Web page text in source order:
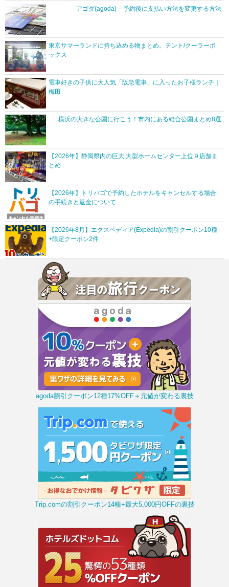
アゴダ(agoda) – 予約後に支払い方法を変更する方法
東京サマーランドに持ち込める物まとめ。テント/クーラーボ
ックス
電車好きの子供に大人気「阪急電車」に入ったお子様ランチ｜
梅田
横浜の大きな公園に行こう！市内にある総合公園まとめ8選
【2026年】静岡県内の巨大,大型ホームセンター上位９店舗ま
とめ
【2026年】トリバゴで予約したホテルをキャンセルする場合
の手続きと返金について
【2026年8月】エクスペディア(Expedia)の割引クーポン10種
+限定クーポン2件
agoda割引クーポン12種17%OFF＋元値が変わる裏技
Trip.comの割引クーポン14種+最大5,000円OFFの裏技